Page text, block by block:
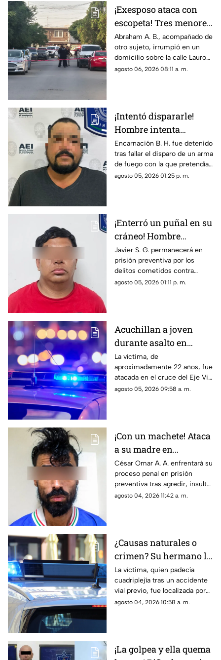
familiar.
¡Exesposo ataca con
escopeta! Tres menores
y una pareja resultan
gravemente heridos en
Ciudad Juárez
Abraham A. B., acompañado de
otro sujeto, irrumpió en un
domicilio sobre la calle Lauro
de Uranga; paramédicos
agosto 06, 2026 08:11 a. m.
¡Intentó dispararle!
Hombre intenta
asesinar a su esposa y
la asfixia en
Chihuahua
Encarnación B. H. fue detenido
tras fallar el disparo de un arma
de fuego con la que pretendía
privar de la vida a su pareja en
agosto 05, 2026 01:25 p. m.
¡Enterró un puñal en su
cráneo! Hombre
secuestra y tortura
atrozmente a cuatro;
asesinan a uno en
Riberas del Bravo
Javier S. G. permanecerá en
prisión preventiva por los
delitos cometidos contra
cuatro personas en diciembre
agosto 05, 2026 01:11 p. m.
Acuchillan a joven
durante asalto en
estación de transporte
público en Eje Vial
La víctima, de
aproximadamente 22 años, fue
atacada en el cruce del Eje Vial
Juan Gabriel y calzada
agosto 05, 2026 09:58 a. m.
¡Con un machete! Ataca
a su madre en
Chihuahua; la amenazó
por no despertarlo para
ir a trabajar
César Omar A. A. enfrentará su
proceso penal en prisión
preventiva tras agredir, insultar
y amenazar de muerte a su
agosto 04, 2026 11:42 a. m.
¿Causas naturales o
crimen? Su hermano la
encuentra MUERTA,
pero la postura de su
cuerpo desata
sospechas
La víctima, quien padecía
cuadriplejía tras un accidente
vial previo, fue localizada por
su hermano; las autoridades
agosto 04, 2026 10:58 a. m.
¡La golpea y ella quema